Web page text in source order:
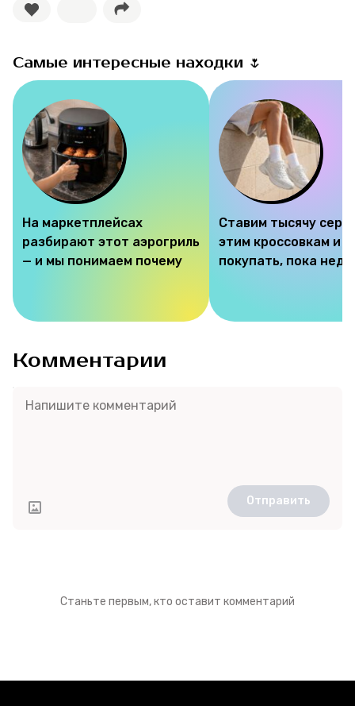
Самые интересные находки 🌷
На маркетплейсах
разбирают этот аэрогриль
— и мы понимаем почему
Ставим тысячу
этим кроссовкам и
покупать, пока
Комментарии
Отправить
Станьте первым, кто оставит комментарий